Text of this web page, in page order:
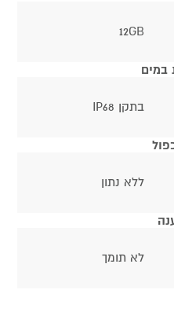
12GB
במים
בתקן IP68
ללא נתון
לא תומך